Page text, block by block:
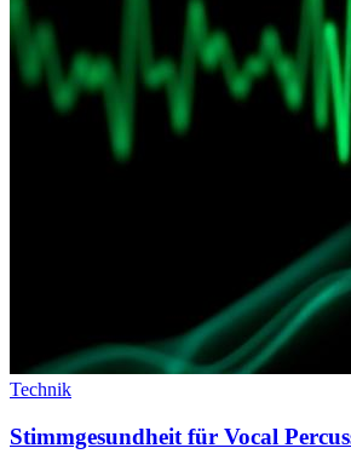
Technik
Stimmgesundheit für Vocal